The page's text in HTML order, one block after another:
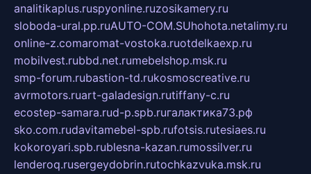
analitikaplus.ruspyonline.ruzosikamery.ru
sloboda-ural.pp.ruAUTO-COM.SUhohota.netalimy.ru
online-z.comaromat-vostoka.ruotdelkaexp.ru
mobilvest.rubbd.net.rumebelshop.msk.ru
smp-forum.rubastion-td.rukosmoscreative.ru
avrmotors.ruart-galadesign.rutiffany-c.ru
ecostep-samara.rud-p.spb.ruгалактика73.рф
sko.com.rudavitamebel-spb.rufotsis.rutesiaes.ru
kokoroyari.spb.rublesna-kazan.rumossilver.ru
lenderoq.rusergeydobrin.rutochkazvuka.msk.ru